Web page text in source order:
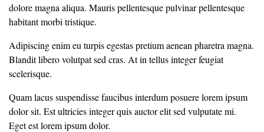
dolore magna aliqua. Mauris pellentesque pulvinar pellentesque
habitant morbi tristique.
Adipiscing enim eu turpis egestas pretium aenean pharetra magna.
Blandit libero volutpat sed cras. At in tellus integer feugiat
scelerisque.
Quam lacus suspendisse faucibus interdum posuere lorem ipsum
dolor sit. Est ultricies integer quis auctor elit sed vulputate mi.
Eget est lorem ipsum dolor.